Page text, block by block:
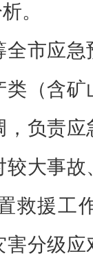
。
全市应
（含
负责
大事
救援工
分级